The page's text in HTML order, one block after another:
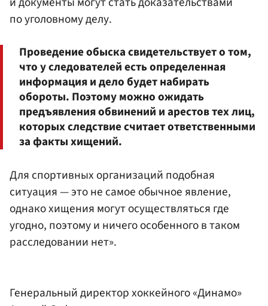
по уголовному делу.
Проведение обыска свидетельствует о том,
что у следователей есть определенная
информация и дело будет набирать
обороты. Поэтому можно ожидать
предъявления обвинений и арестов тех лиц,
которых следствие считает ответственными
за факты хищений.
Для спортивных организаций подобная
ситуация — это не самое обычное явление,
однако хищения могут осуществляться где
угодно, поэтому и ничего особенного в таком
расследовании нет».
Генеральный директор хоккейного «Динамо»